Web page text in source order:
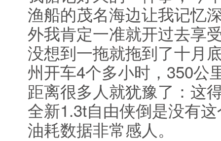
渔船的茂名海边让我记忆
外我肯定一准就开过去享
没想到一拖就拖到了十月
州开车4个多小时，350公
距离很多人就犹豫了：这
全新1.3t自由侠倒是没有
油耗数据非常感人。